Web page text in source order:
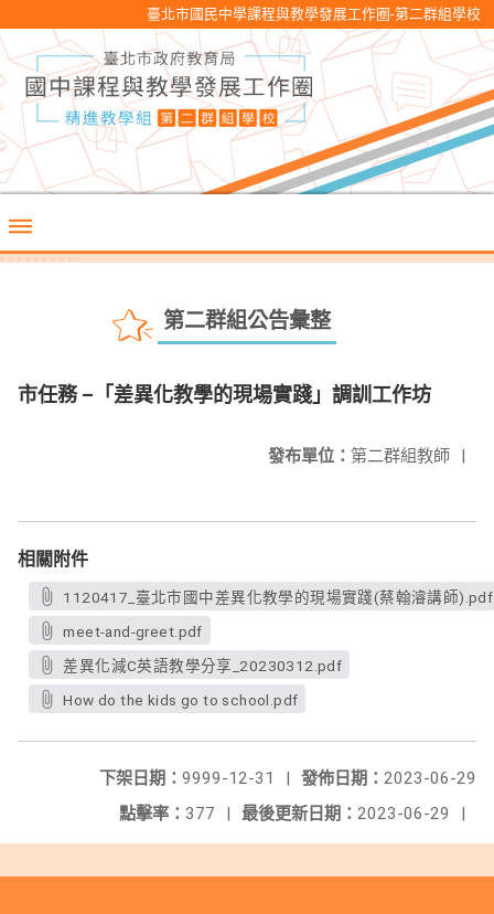
臺北市國民中學課程與教學發展工作圈-第二群組學校
第二群組公告彙整
市任務 –「差異化教學的現場實踐」調訓工作坊
發布單位： 第二群組教師 |
相關附件
1120417_臺北市國中差異化教學的現場實踐(蔡翰濬講師).pdf
meet-and-greet.pdf
差異化減C英語教學分享_20230312.pdf
How do the kids go to school.pdf
發佈日期： 2023-06-29
下架日期： 9999-12-31
|
最後更新日期： 2023-06-29 |
點擊率： 377 |